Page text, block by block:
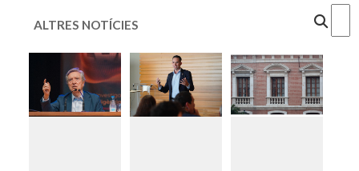
ALTRES NOTÍCIES